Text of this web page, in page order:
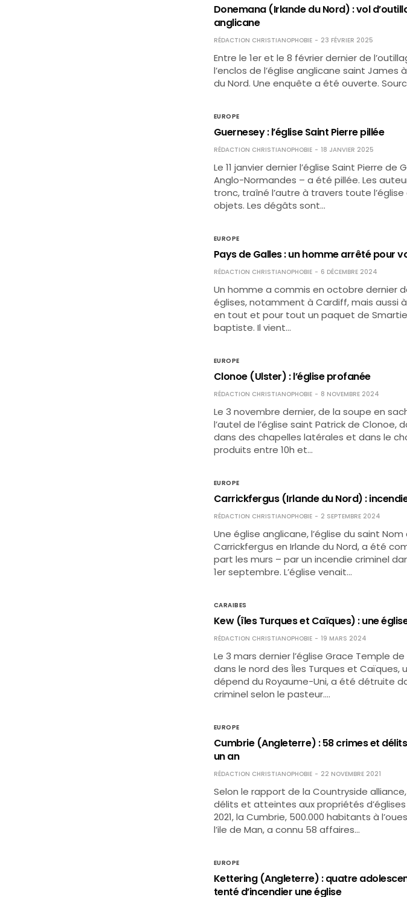
Donemana (Irlande du Nord) : vol
anglicane
RÉDACTION CHRISTIANOPHOBIE 23 FÉVRIER 2025
Entre le 1er et le 8 février dernier de
l’enclos de l’église anglicane saint James
du Nord. Une enquête a été ouverte.
EUROPE
Guernesey : l’église Saint Pierre pillée
RÉDACTION CHRISTIANOPHOBIE 18 JANVIER 2025
Le 11 janvier dernier l’église Saint Pierre de
Anglo-Normandes – a été pillée. Les
tronc, traîné l’autre à travers toute
objets. Les dégâts sont…
EUROPE
Pays de Galles : un homme arrêté pour
RÉDACTION CHRISTIANOPHOBIE 6 DÉCEMBRE 2024
Un homme a commis en octobre dernier
églises, notamment à Cardiff, mais aussi
en tout et pour tout un paquet de
baptiste. Il vient…
EUROPE
Clonoe (Ulster) : l’église profanée
RÉDACTION CHRISTIANOPHOBIE 8 NOVEMBRE 2024
Le 3 novembre dernier, de la soupe en
l’autel de l’église saint Patrick de Clonoe,
dans des chapelles latérales et dans le
produits entre 10h et…
EUROPE
Carrickfergus (Irlande du Nord) :
RÉDACTION CHRISTIANOPHOBIE 2 SEPTEMBRE 2024
Une église anglicane, l’église du saint
Carrickfergus en Irlande du Nord, a été
part les murs – par un incendie criminel
1er septembre. L’église venait…
CARAIBES
Kew (îles Turques et Caïques) : une
RÉDACTION CHRISTIANOPHOBIE 19 MARS 2024
Le 3 mars dernier l’église Grace Temple
dans le nord des Îles Turques et Caïques,
dépend du Royaume-Uni, a été détruite
criminel selon le pasteur.…
EUROPE
Cumbrie (Angleterre) : 58 crimes et
un an
RÉDACTION CHRISTIANOPHOBIE 22 NOVEMBRE 2021
Selon le rapport de la Countryside
délits et atteintes aux propriétés d’églises
2021, la Cumbrie, 500.000 habitants à
l’ile de Man, a connu 58 affaires…
EUROPE
Kettering (Angleterre) : quatre
tenté d’incendier une église